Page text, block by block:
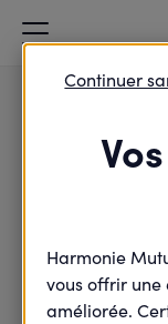
Mon
Accueil
Harmonie
vous offrir
améliorée.
Continuer